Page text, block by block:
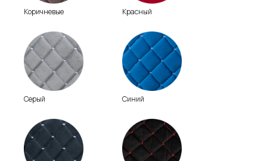
Коричневые Красный
Серый Синий